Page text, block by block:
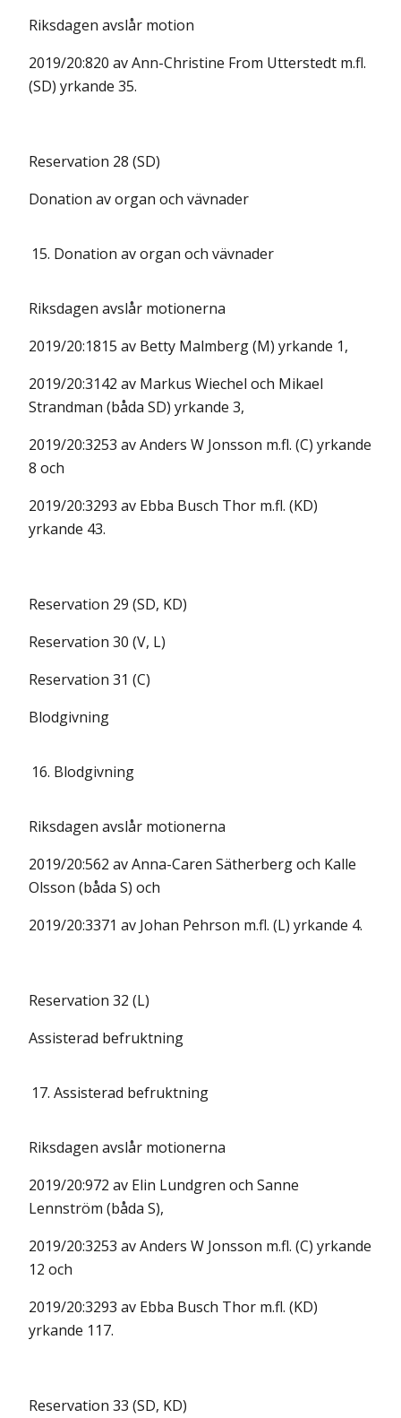
Riksdagen avslår motion
2019/20:820 av Ann-Christine From Utterstedt m.fl.
(SD) yrkande 35.
Reservation 28 (SD)
Donation av organ och vävnader
15. Donation av organ och vävnader
Riksdagen avslår motionerna
2019/20:1815 av Betty Malmberg (M) yrkande 1,
2019/20:3142 av Markus Wiechel och Mikael
Strandman (båda SD) yrkande 3,
2019/20:3253 av Anders W Jonsson m.fl. (C) yrkande
8 och
2019/20:3293 av Ebba Busch Thor m.fl. (KD)
yrkande 43.
Reservation 29 (SD, KD)
Reservation 30 (V, L)
Reservation 31 (C)
Blodgivning
16. Blodgivning
Riksdagen avslår motionerna
2019/20:562 av Anna-Caren Sätherberg och Kalle
Olsson (båda S) och
2019/20:3371 av Johan Pehrson m.fl. (L) yrkande 4.
Reservation 32 (L)
Assisterad befruktning
17. Assisterad befruktning
Riksdagen avslår motionerna
2019/20:972 av Elin Lundgren och Sanne
Lennström (båda S),
2019/20:3253 av Anders W Jonsson m.fl. (C) yrkande
12 och
2019/20:3293 av Ebba Busch Thor m.fl. (KD)
yrkande 117.
Reservation 33 (SD, KD)